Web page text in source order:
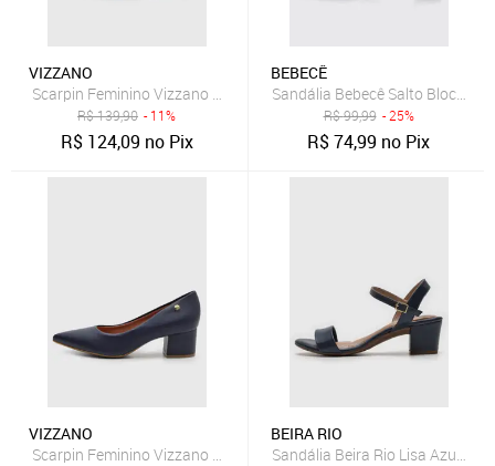
VIZZANO
Scarpin Feminino Vizzano Salto Fino Azul Marinho
R$139,90 - 11%
R$ 124,09 no Pix
BEBECÊ
Sandália Bebecê Salto Bloco
R$99,99 - 25%
R$74,99 no Pix
VIZZANO
Scarpin Feminino Vizzano Salto Bloco Ponta Fina Azul Marinho
BEIRA RIO
Sandália Beira Rio Lisa Azul-